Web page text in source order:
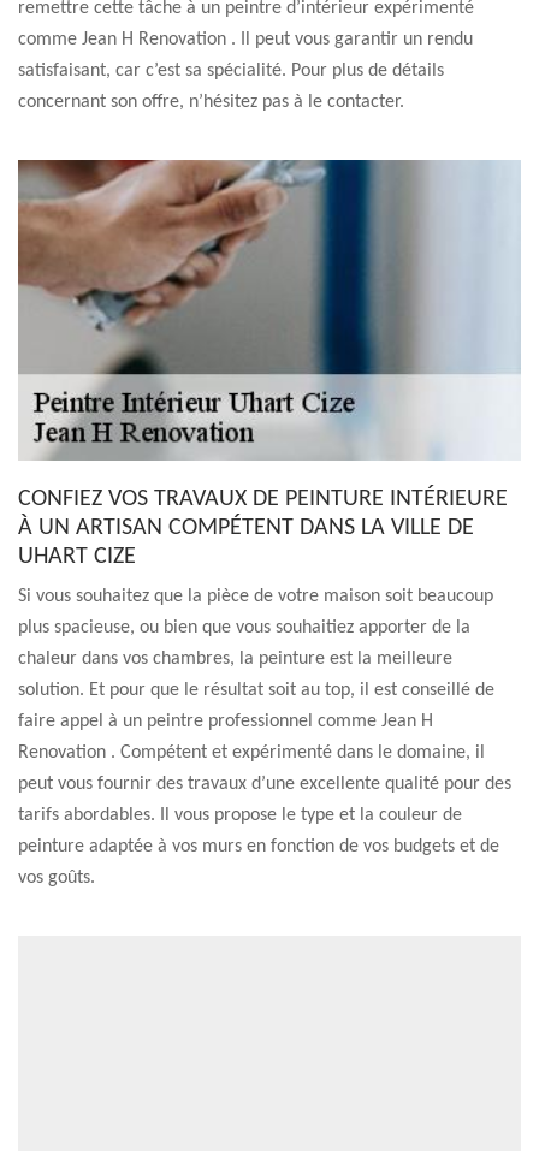
remettre cette tâche à un peintre d’intérieur expérimenté
comme Jean H Renovation . Il peut vous garantir un rendu
satisfaisant, car c’est sa spécialité. Pour plus de détails
concernant son offre, n’hésitez pas à le contacter.
CONFIEZ VOS TRAVAUX DE PEINTURE INTÉRIEURE
À UN ARTISAN COMPÉTENT DANS LA VILLE DE
UHART CIZE
Si vous souhaitez que la pièce de votre maison soit beaucoup
plus spacieuse, ou bien que vous souhaitiez apporter de la
chaleur dans vos chambres, la peinture est la meilleure
solution. Et pour que le résultat soit au top, il est conseillé de
faire appel à un peintre professionnel comme Jean H
Renovation . Compétent et expérimenté dans le domaine, il
peut vous fournir des travaux d’une excellente qualité pour des
tarifs abordables. Il vous propose le type et la couleur de
peinture adaptée à vos murs en fonction de vos budgets et de
vos goûts.